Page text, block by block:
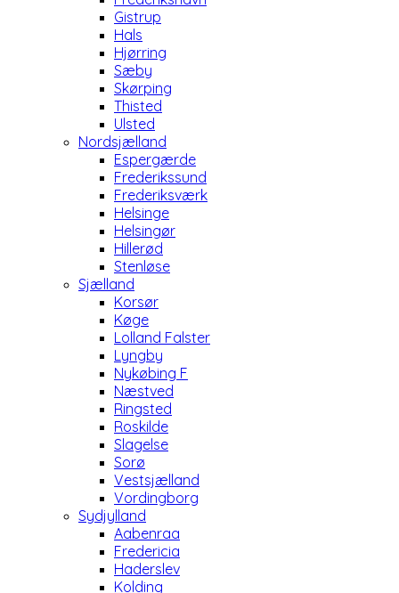
Gistrup
Hals
Hjørring
Sæby
Skørping
Thisted
Ulsted
Nordsjælland
Espergærde
Frederikssund
Frederiksværk
Helsinge
Helsingør
Hillerød
Stenløse
Sjælland
Korsør
Køge
Lolland Falster
Lyngby
Nykøbing F
Næstved
Ringsted
Roskilde
Slagelse
Sorø
Vestsjælland
Vordingborg
Sydjylland
Aabenraa
Fredericia
Haderslev
Kolding